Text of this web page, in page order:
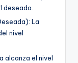
deseado.
La
nivel
alcanza el nivel